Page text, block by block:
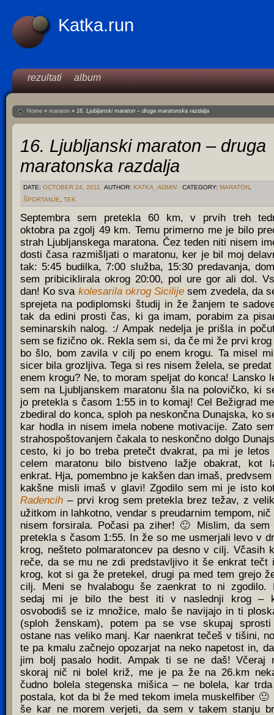
Katka.run
rezultati album
Home » maraton » 16. Ljubljanski maraton – druga maratonska razdalja
16. Ljubljanski maraton – druga
maratonska razdalja
DATE: OCTOBER 24, 2011 AUTHOR: KATKA_ADMIN CATEGORY: MARATON
ŠPORTANJE
TEK
Septembra sem pretekla 60 km, v prvih treh
oktobra pa zgolj 49 km. Temu primerno me je bilo
strah Ljubljanskega maratona. Čez teden niti nisem
dosti časa razmišljati o maratonu, ker je bil moj
tak: 5:45 budilka, 7:00 služba, 15:30 predavanja,
sem pribiciklirala okrog 20:00, pol ure gor ali dol.
dan! Ko sva kolesarila okrog Sicilije sem zvedela, da
sprejeta na podiplomski študij in že žanjem te
tak da edini prosti čas, ki ga imam, porabim za
seminarskih nalog. :/ Ampak nedelja je prišla in
sem se fizično ok. Rekla sem si, da če mi že prvi krog
bo šlo, bom zavila v cilj po enem krogu. Ta misel
sicer bila grozljiva. Tega si res nisem želela, se predat
enem krogu? Ne, to moram speljat do konca! Lansko
sem na Ljubljanskem maratonu šla na polovičko, ki
jo pretekla s časom 1:55 in to komaj! Cel Bežigrad
zbediral do konca, sploh pa neskončna Dunajska, ko
kar hodla in nisem imela nobene motivacije. Zato
strahospoštovanjem čakala to neskončno dolgo
cesto, ki jo bo treba pretečt dvakrat, pa mi je letos
celem maratonu bilo bistveno lažje obakrat, kot
enkrat. Hja, pomembno je kakšen dan imaš, predvsem
kakšne misli imaš v glavi! Zgodilo sem mi je isto
Radencih – prvi krog sem pretekla brez težav, z
užitkom in lahkotno, vendar s preudarnim tempom, nič
nisem forsirala. Počasi pa ziher! 🙂 Mislim, da sem
pretekla s časom 1:55. In že so me usmerjali levo v
krog, nešteto polmaratoncev pa desno v cilj. Včasih
reče, da se mu ne zdi predstavljivo it še enkrat tečt
krog, kot si ga že pretekel, drugi pa med tem grejo
cilj. Meni se hvalabogu še zaenkrat to ni zgodilo.
sedaj mi je bilo the best iti v naslednji krog –
osvobodiš se iz množice, malo še navijajo in ti
(sploh ženskam), potem pa se vse skupaj
ostane nas veliko manj. Kar naenkrat tečeš v tišini,
te pa kmalu začnejo opozarjat na neko napetost in,
jim bolj pasalo hodit. Ampak ti se ne daš! Včeraj
skoraj nič ni bolel križ, me je pa že na 26.km
čudno bolela stegenska mišica – ne bolela, kar
postala, kot da bi že med tekom imela muskelfiber 🙂
še kar ne morem verjeti, da sem v takem stanju